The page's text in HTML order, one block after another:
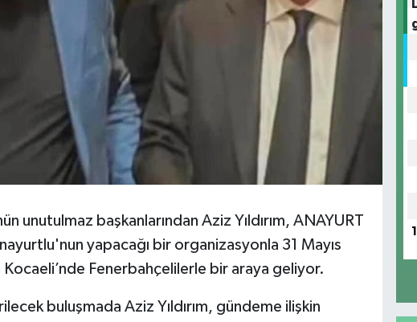
unutulmaz başkanlarından Aziz Yıldırım, ANAYURT
yapacağı bir organizasyonla 31 Mayıs
Fenerbahçelilerle bir araya geliyor.
buluşmada Aziz Yıldırım, gündeme ilişkin